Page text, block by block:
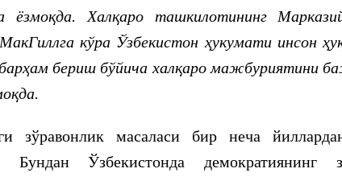
ёзмоқда. Халқаро ташкилотининг
кўра Ўзбекистон ҳукумати инсон
барҳам бериш бўйича халқаро мажбуриятини
зўравонлик масаласи бир неча
Бундан Ўзбекистонда демократиянинг